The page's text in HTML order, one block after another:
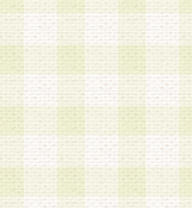
場合、会員に対して、電
象者が会員登録者本人で
、アンケートの回答内容
す。
社が定期的に行う登録情
に更新手続きを行うもの
行わない場合、その時点
されるものとします。